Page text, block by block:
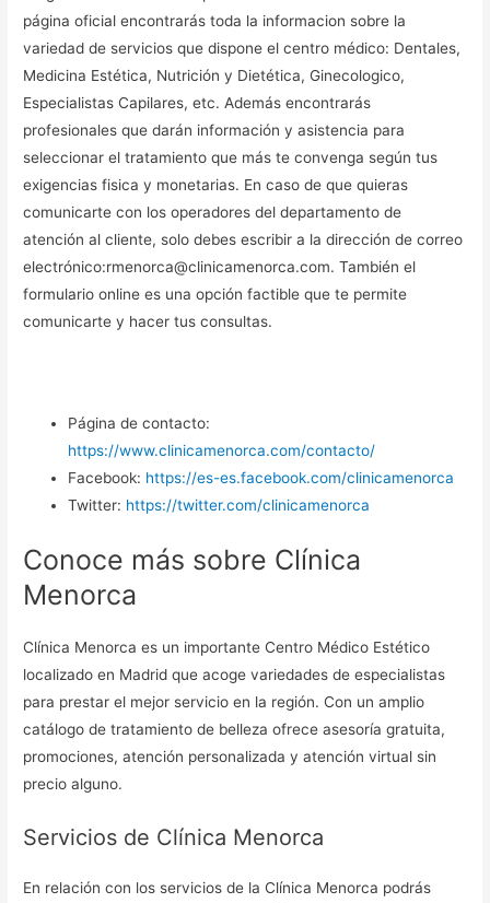
página oficial encontrarás toda la informacion sobre la
variedad de servicios que dispone el centro médico: Dentales,
Medicina Estética, Nutrición y Dietética, Ginecologico,
Especialistas Capilares, etc. Además encontrarás
profesionales que darán información y asistencia para
seleccionar el tratamiento que más te convenga según tus
exigencias fisica y monetarias. En caso de que quieras
comunicarte con los operadores del departamento de
atención al cliente, solo debes escribir a la dirección de correo
electrónico:rmenorca@clinicamenorca.com. También el
formulario online es una opción factible que te permite
comunicarte y hacer tus consultas.
Página de contacto:
https://www.clinicamenorca.com/contacto/
Facebook: https://es-es.facebook.com/clinicamenorca
Twitter: https://twitter.com/clinicamenorca
Conoce más sobre Clínica
Menorca
Clínica Menorca es un importante Centro Médico Estético
localizado en Madrid que acoge variedades de especialistas
para prestar el mejor servicio en la región. Con un amplio
catálogo de tratamiento de belleza ofrece asesoría gratuita,
promociones, atención personalizada y atención virtual sin
precio alguno.
Servicios de Clínica Menorca
En relación con los servicios de la Clínica Menorca podrás